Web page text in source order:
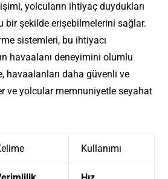
yolcuların ihtiyaç duydukları
bir şekilde erişebilmelerini sağlar.
sistemleri, bu ihtiyacı
havaalanı deneyimini olumlu
havaalanları daha güvenli ve
ve yolcular memnuniyetle seyahat
Kullanımı